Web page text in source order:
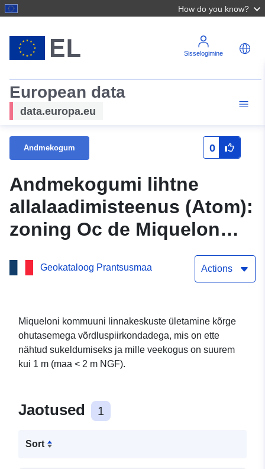
How do you know?
Sisselogimine
European data
data.europa.eu
Andmekogum 0
Andmekogumi lihtne
allalaadimisteenus (Atom):
zoning Oc de Miquelon
seotud PPRL Saint-Pierre
ja Miquelon
Geokataloog Prantsusmaa Actions
Miqueloni kommuuni linnakeskuste ületamine kõrge
ohutasemega võrdluspiirkondadega, mis on ette
nähtud sukeldumiseks ja mille veekogus on suurem
kui 1 m (maa < 2 m NGF).
Jaotused 1
Sort